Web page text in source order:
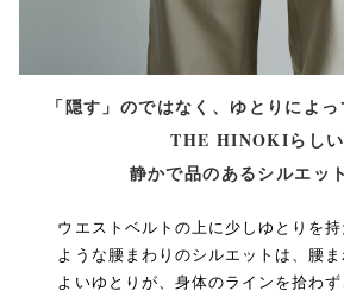
「隠す」のではなく、ゆとりによっ
THE HINOKIらしい
静かで品のあるシルエッ
ウエストベルトの上に少しゆとりを
ような腰まわりのシルエットは、腰
よいゆとりが、身体のラインを拾わ